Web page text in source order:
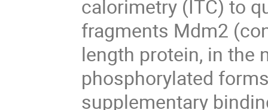
calorimetry (ITC) to
fragments Mdm2
length protein, in the
phosphorylated
supplementary